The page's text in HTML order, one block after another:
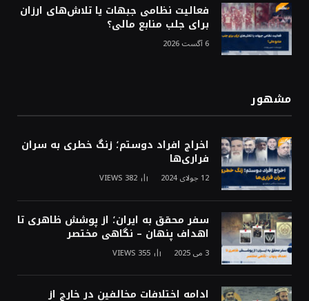
فعالیت نظامی جبهات یا تلاش‌های ارزان
برای جلب منابع مالی؟
6 آگست 2026
مشهور
اخراج افراد دوستم؛ زنگ خطری به سران
فراری‌ها
12 جولای 2024 382
VIEWS
سفر محقق به ایران؛ از پوشش ظاهری تا
اهداف پنهان – نگاهی مختصر
3 می 2025 355
VIEWS
ادامه اختلافات مخالفین در خارج از